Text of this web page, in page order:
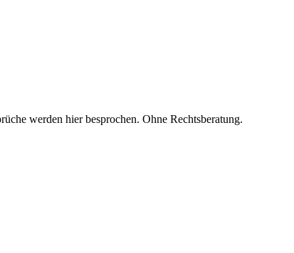
werden hier besprochen. Ohne Rechtsberatung.